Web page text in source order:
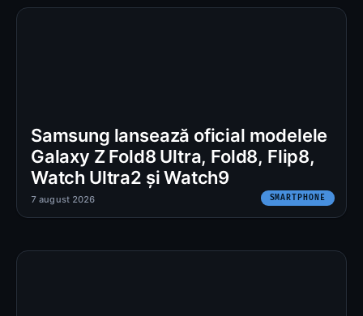
Samsung lansează oficial modelele
Galaxy Z Fold8 Ultra, Fold8, Flip8,
Watch Ultra2 și Watch9
SMARTPHONE
7 august 2026